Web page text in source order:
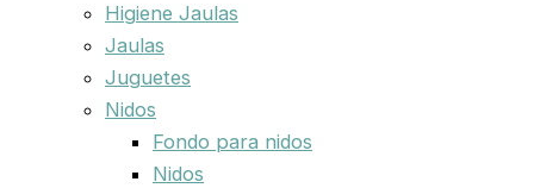
Higiene Jaulas
Jaulas
Juguetes
Nidos
Fondo para nidos
Nidos